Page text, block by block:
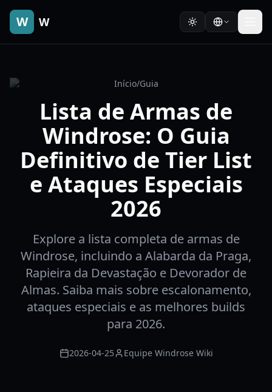
W W
Início/Guia
Lista de Armas de
Windrose: O Guia
Definitivo de Tier List
e Ataques Especiais
2026
Explore a lista completa de armas de
Windrose, incluindo a Alabarda da Praga,
Rapieira da Devastação e Devorador de
Almas. Saiba mais sobre escalonamento,
ataques especiais e as melhores builds
para 2026.
2026-04-25 Equipe Windrose Wiki